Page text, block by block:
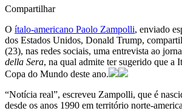
Compartilhar
O ítalo-americano Paolo Zampolli, enviado
dos Estados Unidos, Donald Trump,
(23), nas redes sociais, uma entrevista ao
della Sera, na qual admite ter sugerido que a
Copa do Mundo deste ano.
“Notícia real”, escreveu Zampolli, que é
desde os anos 1990 em território norte-